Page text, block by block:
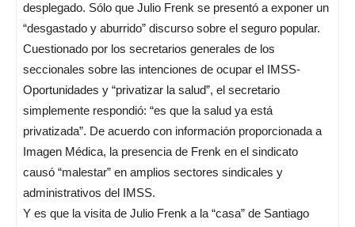
desplegado. Sólo que Julio Frenk se presentó a exponer un
“desgastado y aburrido” discurso sobre el seguro popular.
Cuestionado por los secretarios generales de los
seccionales sobre las intenciones de ocupar el IMSS-
Oportunidades y “privatizar la salud”, el secretario
simplemente respondió: “es que la salud ya está
privatizada”. De acuerdo con información proporcionada a
Imagen Médica, la presencia de Frenk en el sindicato
causó “malestar” en amplios sectores sindicales y
administrativos del IMSS.
Y es que la visita de Julio Frenk a la “casa” de Santiago